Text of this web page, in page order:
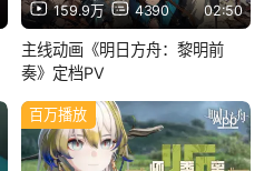
159.9万 4390 02:50
主线动画《明日方舟：黎明前
奏》定档PV
百万播放 App